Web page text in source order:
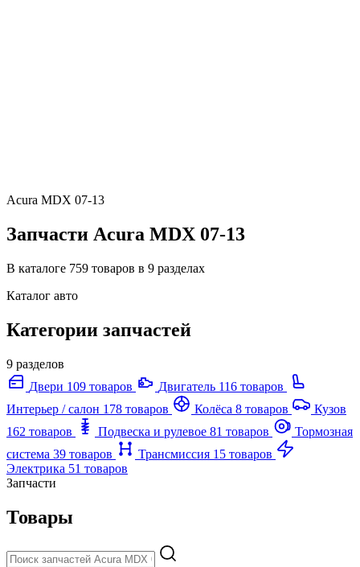
Acura MDX 07-13
Запчасти Acura MDX 07-13
В каталоге 759 товаров в 9 разделах
Каталог авто
Категории запчастей
9 разделов
Двери 109 товаров Двигатель 116 товаров
Интерьер / салон 178 товаров Колёса 8 товаров
Кузов
162 товаров
Подвеска и рулевое 81 товаров
Тормозная
система 39 товаров Трансмиссия 15 товаров
Электрика 51 товаров
Запчасти
Товары